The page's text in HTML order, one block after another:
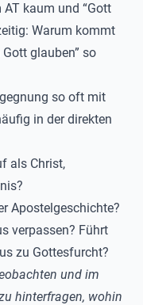
kaum und “Gott
Warum kommt
glauben” so
so oft mit
in der direkten
als Christ,
Apostelgeschichte?
verpassen? Führt
zu Gottesfurcht?
und im
hinterfragen, wohin